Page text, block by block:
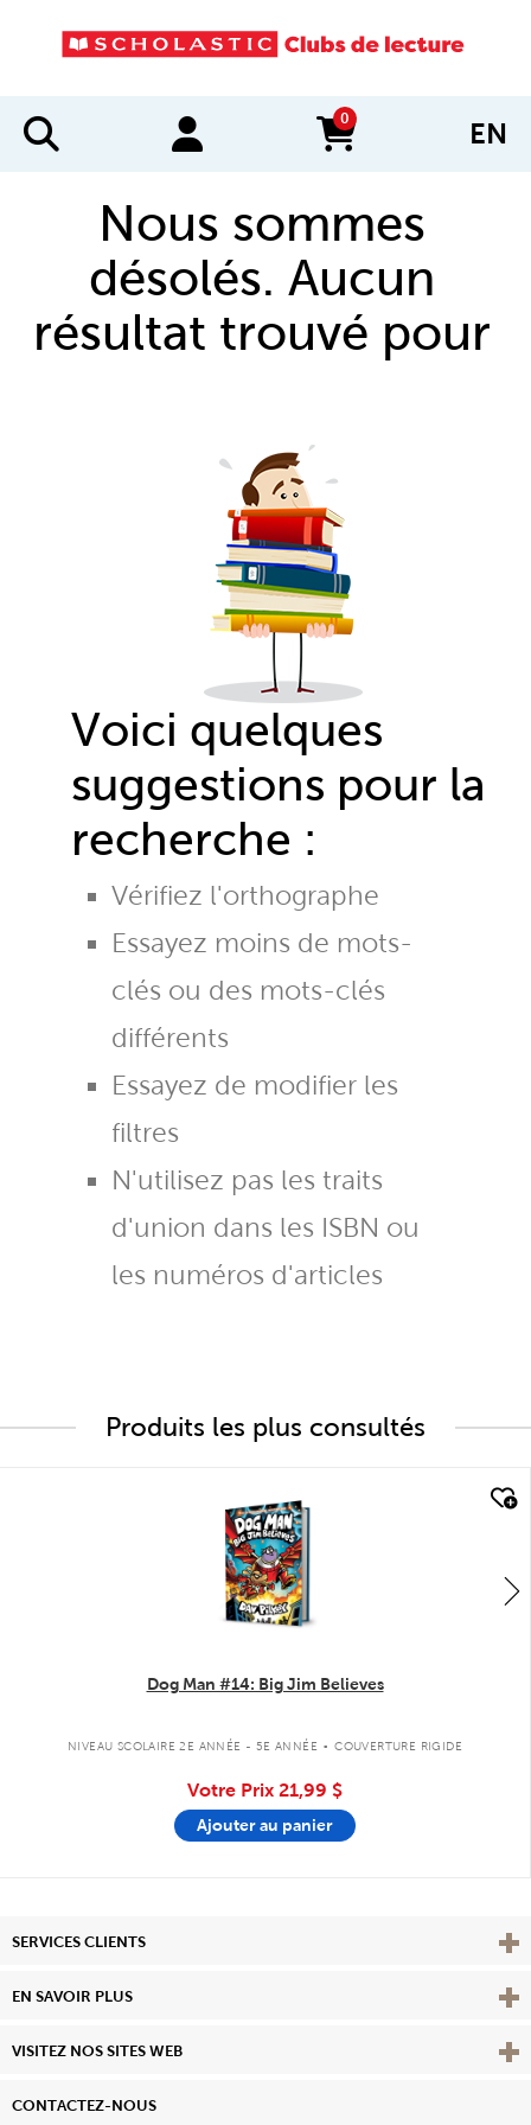
0
items in cart EN
Nous sommes
désolés. Aucun
résultat trouvé pour
Voici quelques
suggestions pour la
recherche :
Vérifiez l'orthographe
Essayez moins de mots-
clés ou des mots-clés
différents
Essayez de modifier les
filtres
N'utilisez pas les traits
d'union dans les ISBN ou
les numéros d'articles
Produits les plus consultés
Dog Man #14: Big Jim Believes
NIVEAU SCOLAIRE 2E ANNÉE - 5E ANNÉE . COUVERTURE RIGIDE
Votre Prix 21,99 $
Ajouter au panier
SERVICES CLIENTS
EN SAVOIR PLUS View
VISITEZ NOS SITES WEB
CONTACTEZ-NOUS